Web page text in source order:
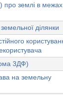
про землі в межах
ділянки
3ДФ)
на земельну